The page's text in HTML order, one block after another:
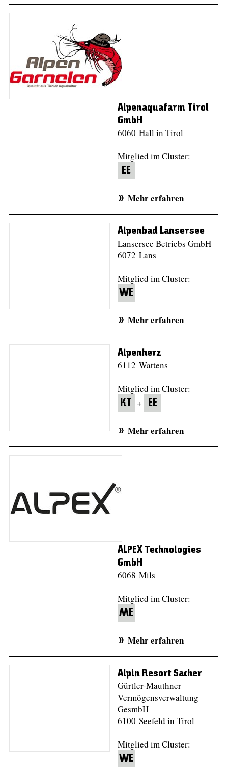
Alpenaquafarm Tirol
GmbH
6060 Hall in Tirol
Mitglied im Cluster:
EE
Mehr erfahren
Alpenbad Lansersee
Lansersee Betriebs GmbH
6072 Lans
Mitglied im Cluster:
WE
Mehr erfahren
Alpenherz
6112 Wattens
Mitglied im Cluster:
KT + EE
Mehr erfahren
ALPEX Technologies
GmbH
6068 Mils
Mitglied im Cluster:
ME
Mehr erfahren
Alpin Resort Sacher
Gürtler-Mauthner
Vermögensverwaltung
GesmbH
6100 Seefeld in Tirol
Mitglied im Cluster:
WE